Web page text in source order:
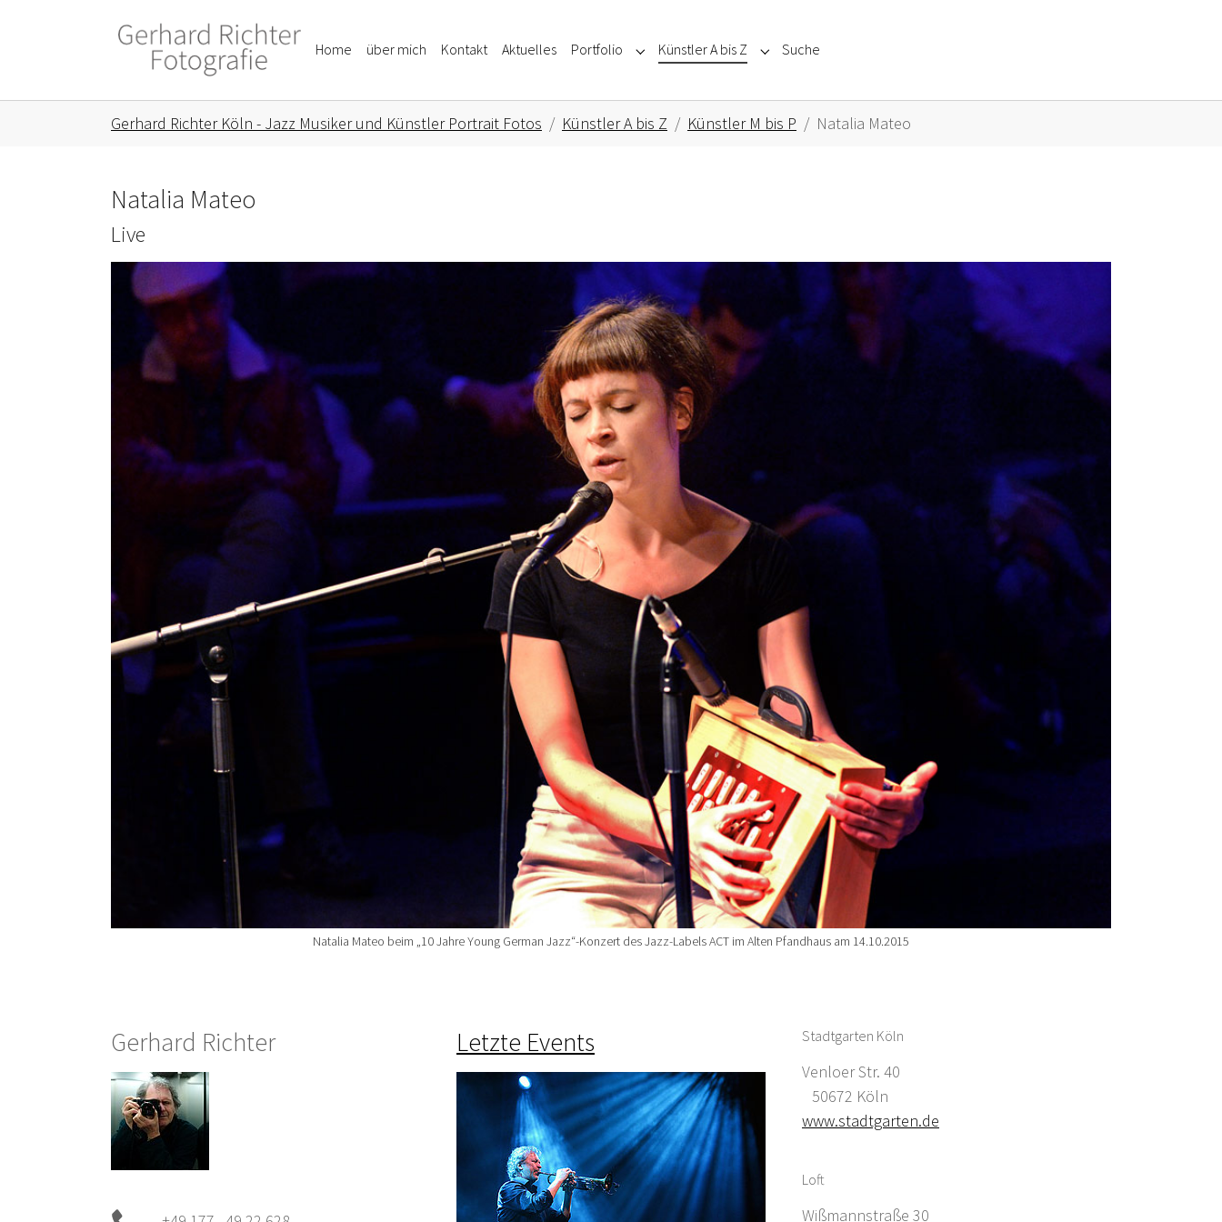
Home über mich Kontakt Aktuelles Portfolio Submenu for "Portfolio"
Künstler A bis Z Submenu for "Künstler A bis Z"
Suche
Gerhard Richter Köln - Jazz Musiker und Künstler Portrait Fotos Künstler A bis Z Künstler M bis P Natalia Mateo
Natalia Mateo
Live
Show larger version for:
Natalia Mateo beim „10 Jahre Young German Jazz“-Konzert des Jazz-Labels ACT im Alten Pfandhaus am 14.10.2015
Gerhard Richter Letzte Events Stadtgarten Köln
Venloer Str. 40
50672 Köln
www.stadtgarten.de
Loft
Wißmannstraße 30